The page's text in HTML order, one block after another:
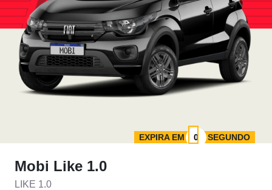
EXPIRA EM SEGUNDO
Mobi Like 1.0
LIKE 1.0